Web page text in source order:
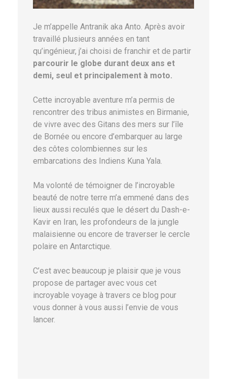
Je m’appelle Antranik aka Anto. Après avoir
travaillé plusieurs années en tant
qu’ingénieur, j’ai choisi de franchir et de partir
parcourir le globe durant deux ans et
demi, seul et principalement à moto.
Cette incroyable aventure m’a permis de
rencontrer des tribus animistes en Birmanie,
de vivre avec des Gitans des mers sur l’île
de Bornée ou encore d’embarquer au large
des côtes colombiennes sur les
embarcations des Indiens Kuna Yala.
Ma volonté de témoigner de l’incroyable
beauté de notre terre m’a emmené dans des
lieux aussi reculés que le désert du Dash-e-
Kavir en Iran, les profondeurs de la jungle
malaisienne ou encore de traverser le cercle
polaire en Antarctique.
C’est avec beaucoup je plaisir que je vous
propose de partager avec vous cet
incroyable voyage à travers ce blog pour
vous donner à vous aussi l’envie de vous
lancer.